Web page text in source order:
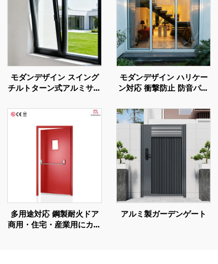
モダンデザイン スイング
チルトターン式アルミサッ
超スリムフレーム 断熱性
モダンデザイン ハリケー
ン対応 衝撃防止 防音パテ
ー外装用アウトドアガラス
スライディングドア
多用途対応 鋼製耐火ドア
商用・住宅・産業用にカス
アルミ製ガーデンゲート